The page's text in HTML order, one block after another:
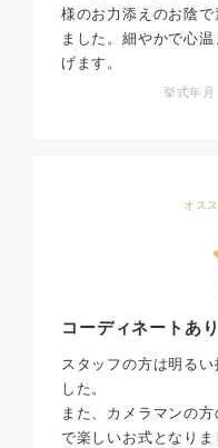
様のお力添えのお陰
ました。細やかで心
げます。
挙式年
オス
コーディネートあ
スタッフの方は明る
した。
また、カメラマンの
で楽しいお式となり